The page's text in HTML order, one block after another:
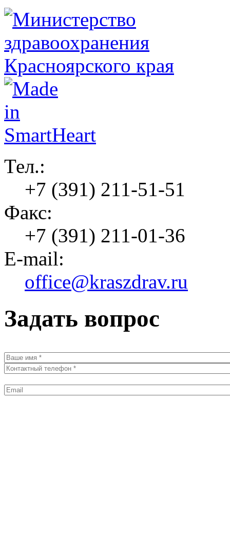
Тел.:
+7 (391) 211-51-51
Факс:
+7 (391) 211-01-36
E-mail:
office@kraszdrav.ru
Задать вопрос